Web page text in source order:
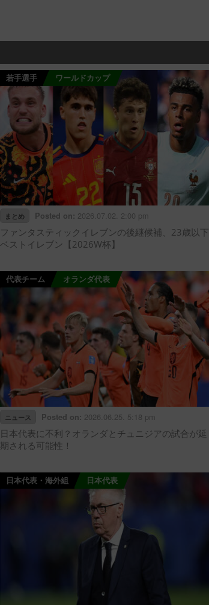
若手選手 ワールドカップ
まとめ Posted on: 2026.07.02. 2:00 pm
ファンタスティックイレブンの後継候補、23歳以下
ベストイレブン【2026W杯】
代表チーム オランダ代表
ニュース Posted on: 2026.06.25. 5:18 pm
日本代表に不利？オランダとチュニジアの試合が延
期される可能性！
日本代表・海外組 日本代表